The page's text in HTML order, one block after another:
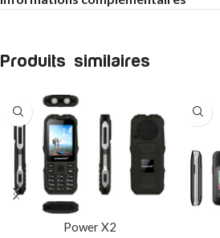
Produits similaires
Power X2